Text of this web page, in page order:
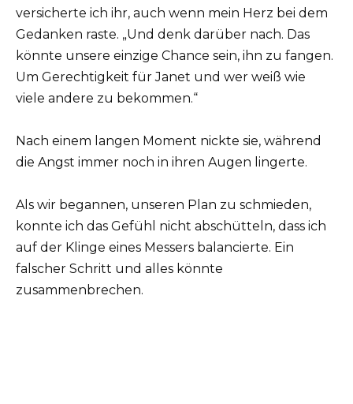
versicherte ich ihr, auch wenn mein Herz bei dem
Gedanken raste. „Und denk darüber nach. Das
könnte unsere einzige Chance sein, ihn zu fangen.
Um Gerechtigkeit für Janet und wer weiß wie
viele andere zu bekommen.“
Nach einem langen Moment nickte sie, während
die Angst immer noch in ihren Augen lingerte.
Als wir begannen, unseren Plan zu schmieden,
konnte ich das Gefühl nicht abschütteln, dass ich
auf der Klinge eines Messers balancierte. Ein
falscher Schritt und alles könnte
zusammenbrechen.